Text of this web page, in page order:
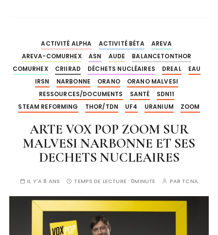
ACTIVITÉ ALPHA ACTIVITÉ BÉTA
AREVA
AREVA-COMURHEX
ASN AUDE
BALANCETONTHOR
COMURHEX
CRIIRAD DÉCHETS NUCLÉAIRES DREAL
EAU
IRSN
NARBONNE ORANO
ORANO MALVESI
RESSOURCES/DOCUMENTS
SANTÉ
SDN11
STEAM REFORMING
THOR/TDN UF4 URANIUM ZOOM
ARTE VOX POP ZOOM SUR
MALVESI NARBONNE ET SES
DECHETS NUCLEAIRES
IL Y'A 8 ANS TEMPS DE LECTURE : 0MINUTE PAR TCNA